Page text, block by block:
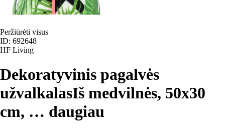
Peržiūrėti visus
ID: 692648
HF Living
Dekoratyvinis pagalvės
užvalkalasIš medvilnės, 50x30
cm, … daugiau